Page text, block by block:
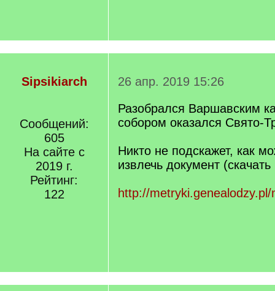
Sipsikiarch
Сообщений:
605
На сайте с
2019 г.
Рейтинг:
122
26 апр. 2019 15:26
Разобрался Варшавским
собором оказался Свято-
Никто не подскажет, как
извлечь документ
http://